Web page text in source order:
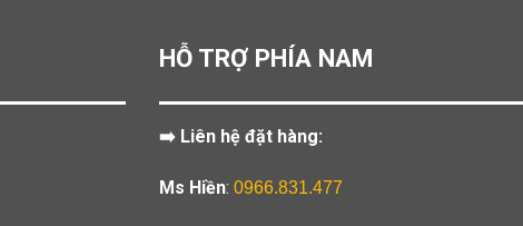
HỖ TRỢ PHÍA NAM
➡️ Liên hệ đặt hàng:
Ms Hiền: 0966.831.477